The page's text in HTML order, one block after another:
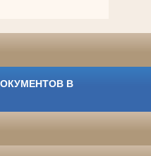
В